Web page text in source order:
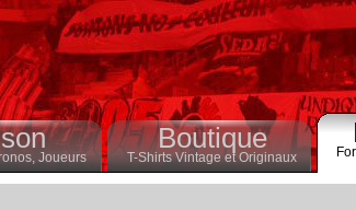
Joueurs
Boutique
T-Shirts Vintage et Originaux